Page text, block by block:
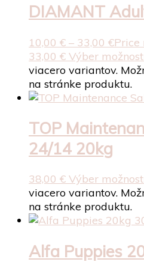
DIAMANT
10,00 € – 33,00 €Price
33,00 € Výber
viacero variantov.
na stránke produktu.
TOP
24/14 20kg
38,00 € Výber
viacero variantov.
na stránke produktu.
Alfa Puppies